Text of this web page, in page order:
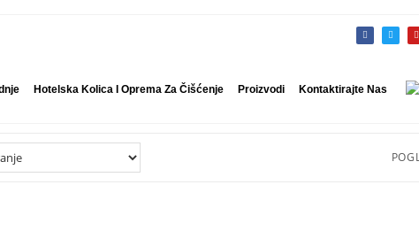
Hotelska Kolica I Oprema Za Čišćenje Proizvodi Kontaktirajte Nas